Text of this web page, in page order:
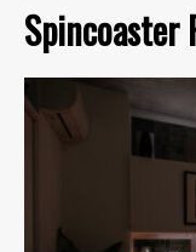
Spincoaster